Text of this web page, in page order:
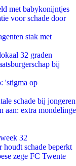
met babykonijntjes
voor schade door
stak met
32 graden
bij
'stigma op
schade bij jongeren
aan: extra mondelinge
32
houdt schade beperkt
zege FC Twente